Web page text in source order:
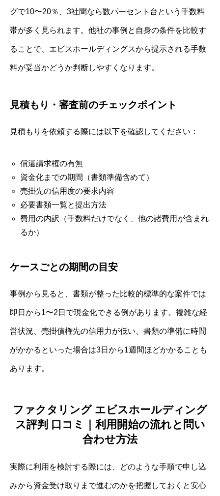
グで10〜20％、3社間なら数パーセント台という手数料
帯が多く見られます。他社の事例と自身の条件を比較す
ることで、エビスホールディングスから提示される手数
料が妥当かどうか判断しやすくなります。
見積もり・審査前のチェックポイント
見積もりを依頼する際には以下を確認してください：
償還請求権の有無
資金化までの期間（書類準備含めて）
売掛先の信用度の要求内容
必要書類一覧と提出方法
費用の内訳（手数料だけでなく、他の諸費用が含まれ
るか）
ケースごとの期間の目安
事例から見ると、書類が整った比較的標準的な案件では
即日から1〜2日で現金化できる例があります。複雑な経
営状況、売掛債権先の信用力が低い、書類の準備に時間
がかかるといった場合は3日から1週間ほどかかることも
あります。
ファクタリング エビスホールディング
ス評判 口コミ｜利用開始の流れと問い
合わせ方法
実際に利用を検討する際には、どのような手順で申し込
みから資金受け取りまで進むのかを把握しておくと安心